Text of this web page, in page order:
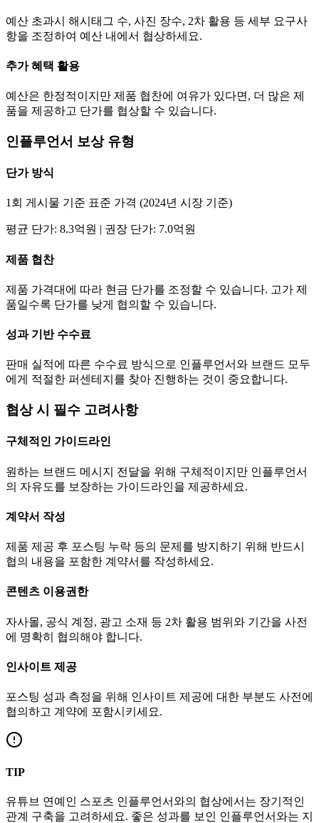
예산 초과시 해시태그 수, 사진 장수, 2차 활용 등 세부 요구사
항을 조정하여 예산 내에서 협상하세요.
추가 혜택 활용
예산은 한정적이지만 제품 협찬에 여유가 있다면, 더 많은 제
품을 제공하고 단가를 협상할 수 있습니다.
인플루언서 보상 유형
단가방식
1회 게시물 기준 표준 가격 (2024년 시장 기준)
평균 단가: 8.3억원 | 권장 단가: 7.0억원
제품 협찬
제품 가격대에 따라 현금 단가를 조정할 수 있습니다. 고가 제
품일수록 단가를 낮게 협의할 수 있습니다.
성과 기반 수수료
판매 실적에 따른 수수료 방식으로 인플루언서와 브랜드 모두
에게 적절한 퍼센테지를 찾아 진행하는 것이 중요합니다.
협상 시 필수 고려사항
구체적인 가이드라인
원하는 브랜드 메시지 전달을 위해 구체적이지만 인플루언서
의 자유도를 보장하는 가이드라인을 제공하세요.
계약서 작성
제품 제공 후 포스팅 누락 등의 문제를 방지하기 위해 반드시
협의 내용을 포함한 계약서를 작성하세요.
콘텐츠 이용권한
자사몰, 공식 계정, 광고 소재 등 2차 활용 범위와 기간을 사전
에 명확히 협의해야 합니다.
인사이트 제공
포스팅 성과 측정을 위해 인사이트 제공에 대한 부분도 사전에
협의하고 계약에 포함시키세요.
TIP
유튜브 연예인 스포츠 인플루언서와의 협상에서는 장기적인
관계 구축을 고려하세요. 좋은 성과를 보인 인플루언서와는 지